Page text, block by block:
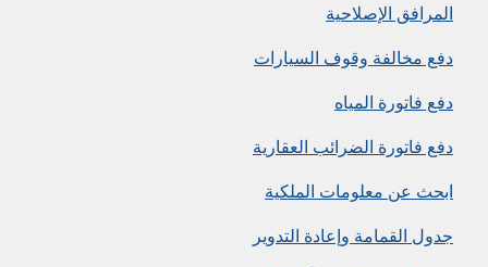
المرافق الإصلاحية
دفع مخالفة وقوف السيارات
دفع فاتورة المياه
دفع فاتورة الضرائب العقارية
ابحث عن معلومات الملكية
جدول القمامة وإعادة التدوير